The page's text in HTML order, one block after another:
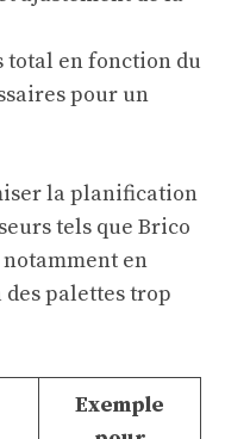
total en fonction du
pour un
la planification
tels que Brico
notamment en
palettes trop
Exemple